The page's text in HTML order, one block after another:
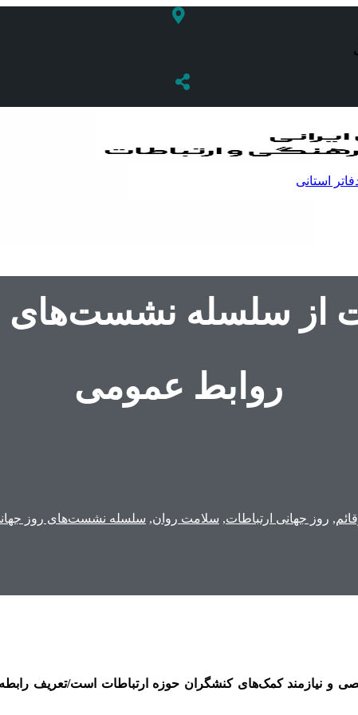
استانی
سلسله نشست‌های
روابط عمومى
, روز جهانی ارتباطات, سلامت روان, سلسله نشست‌های روز
نیازمند کمک‌های کنشگران حوزه ارتباطات است/تعریف